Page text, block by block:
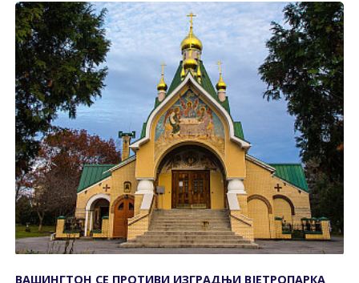
ВАШИНГТОН СЕ ПРОТИВИ ИЗГРАДЊИ ВЈЕТРОПАРКА